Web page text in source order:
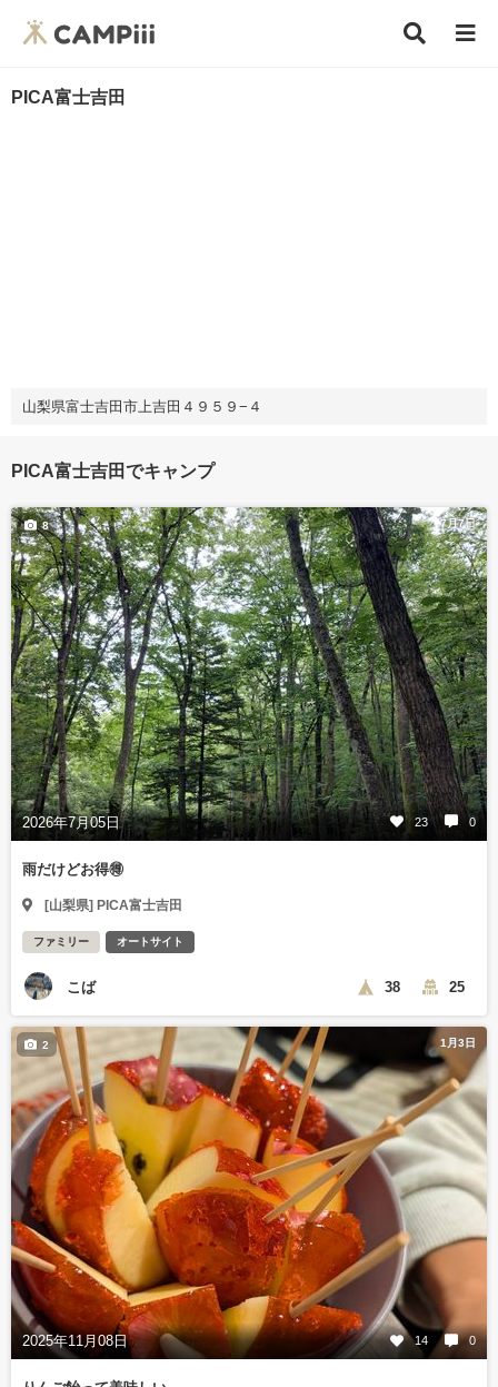
PICA富士吉田
山梨県富士吉田市上吉田４９５９−４
PICA富士吉田でキャンプ
7月7日
2026年7月05日 23 0
8
雨だけどお得🉐
[山梨県] PICA富士吉田
ファミリー オートサイト
こば 38 25
1月3日
2025年11月08日 14 0
2